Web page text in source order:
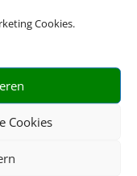
Cookies.
Cookies
Reise
werden.